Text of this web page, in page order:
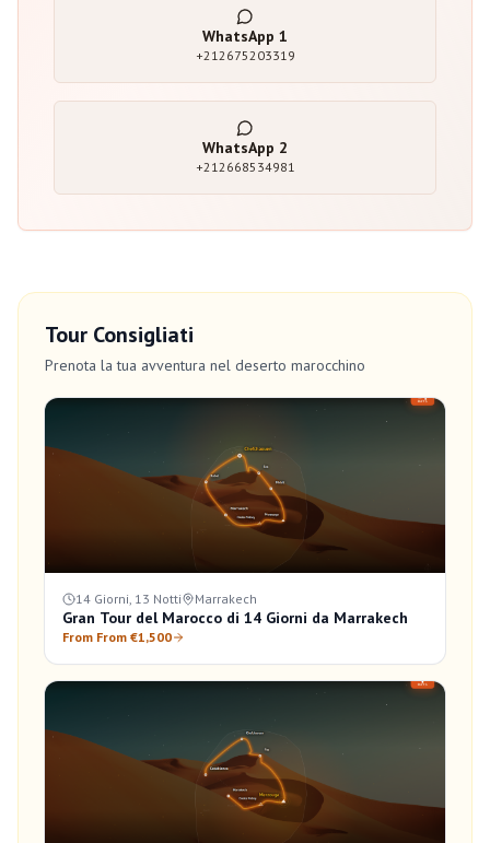
WhatsApp 1
+212675203319
WhatsApp 2
+212668534981
Tour Consigliati
Prenota la tua avventura nel deserto marocchino
14 Giorni, 13 Notti Marrakech
Gran Tour del Marocco di 14 Giorni da Marrakech
From From €1,500